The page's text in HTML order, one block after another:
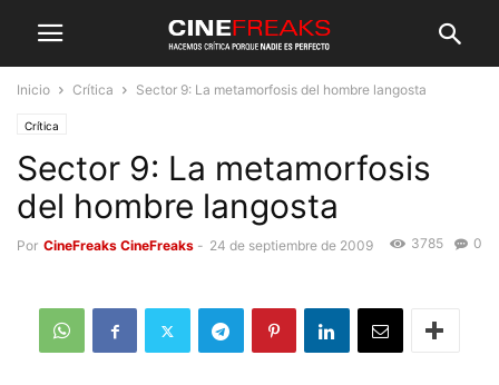
Inicio Crítica Sector 9: La metamorfosis del hombre langosta
Crítica
Sector 9: La metamorfosis
del hombre langosta
Por CineFreaks CineFreaks - 24 de septiembre de 2009 0
3785